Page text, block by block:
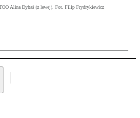
Alina Dybaś (z lewej). Fot. Filip Frydrykiewicz